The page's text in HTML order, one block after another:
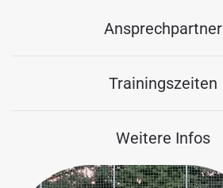
Ansprechpartner
Trainingszeiten
Weitere Infos